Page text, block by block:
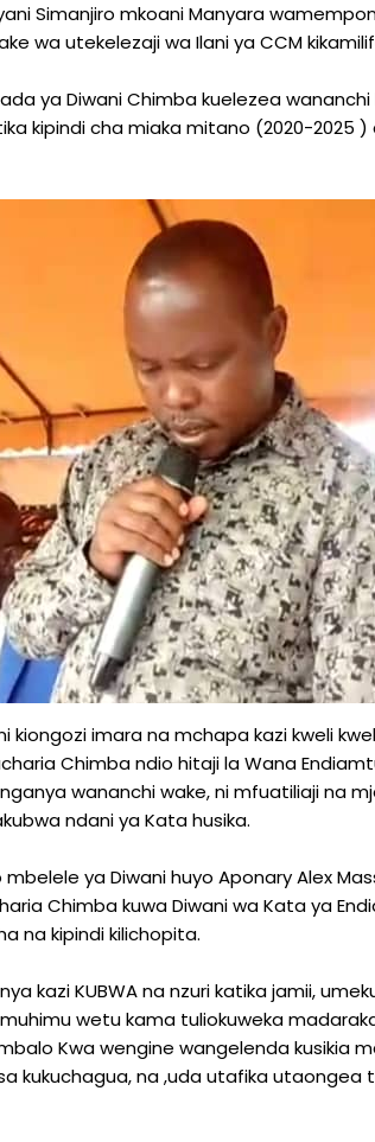
Simanjiro mkoani Manyara
wa utekelezaji wa Ilani ya CCM
ya Diwani Chimba kuelezea wananchi
kipindi cha miaka mitano (2020-2025 )
imara na mchapa kazi kweli
Chimba ndio hitaji la Wana
wananchi wake, ni mfuatiliaji na
ndani ya Kata husika.
ya Diwani huyo Aponary Alex
Chimba kuwa Diwani wa Kata ya
na kipindi kilichopita.
kazi KUBWA na nzuri katika jamii,
wetu kama tuliokuweka
Kwa wengine wangelenda kusikia
kukuchagua, na ,uda utafika